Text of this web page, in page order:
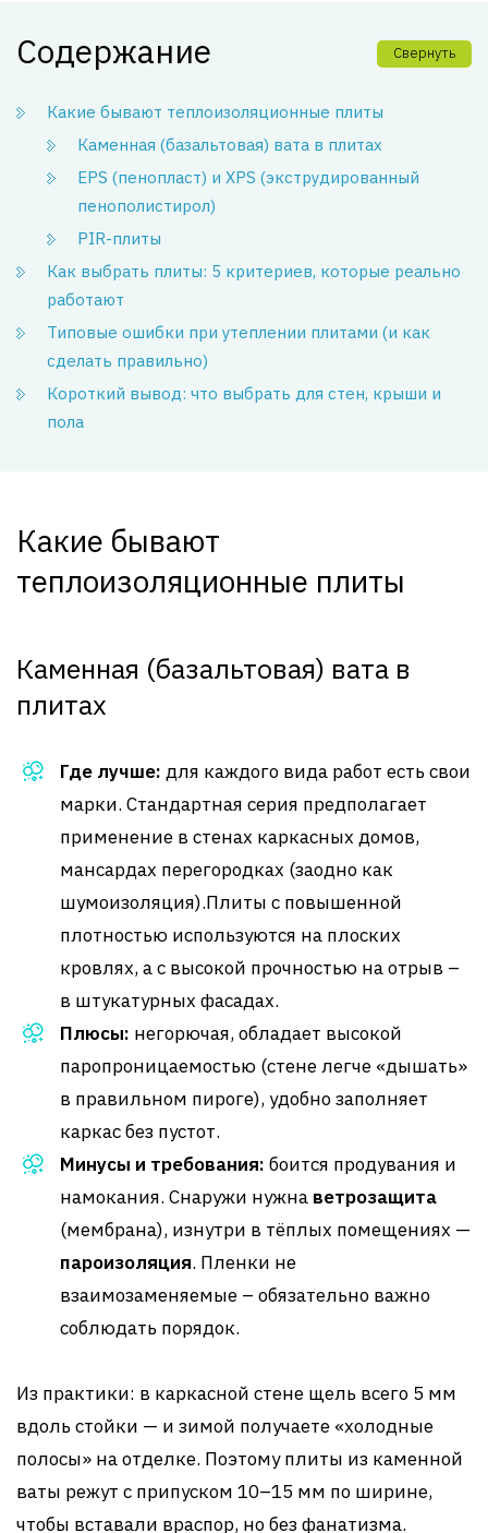
Содержание Свернуть
Какие бывают теплоизоляционные плиты
Каменная (базальтовая) вата в плитах
EPS (пенопласт) и XPS (экструдированный
пенополистирол)
PIR-плиты
Как выбрать плиты: 5 критериев, которые реально
работают
Типовые ошибки при утеплении плитами (и как
сделать правильно)
Короткий вывод: что выбрать для стен, крыши и
пола
Какие бывают
теплоизоляционные плиты
Каменная (базальтовая) вата в
плитах
Где лучше: для каждого вида работ есть свои
марки. Стандартная серия предполагает
применение в стенах каркасных домов,
мансардах перегородках (заодно как
шумоизоляция).Плиты с повышенной
плотностью используются на плоских
кровлях, а с высокой прочностью на отрыв –
в штукатурных фасадах.
Плюсы: негорючая, обладает высокой
паропроницаемостью (стене легче «дышать»
в правильном пироге), удобно заполняет
каркас без пустот.
Минусы и требования: боится продувания и
намокания. Снаружи нужна ветрозащита
(мембрана), изнутри в тёплых помещениях —
пароизоляция. Пленки не
взаимозаменяемые – обязательно важно
соблюдать порядок.
Из практики: в каркасной стене щель всего 5 мм
вдоль стойки — и зимой получаете «холодные
полосы» на отделке. Поэтому плиты из каменной
ваты режут с припуском 10–15 мм по ширине,
чтобы вставали враспор, но без фанатизма.